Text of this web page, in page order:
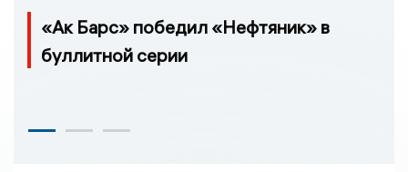
«Ак Барс» победил «Нефтяник» в
буллитной серии